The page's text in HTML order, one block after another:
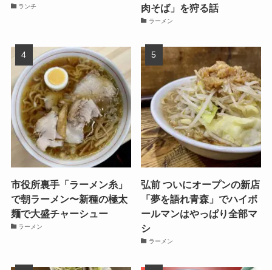
ランチ
肉そば」を狩る話
ラーメン
市役所裏手「ラーメン糸」
で朝ラーメン〜新種の極太
麺で大盛チャーシュー
ラーメン
弘前 ついにオープンの新店
「夢を語れ青森」でハイボ
ールマンはやっぱり全部マ
シ
ラーメン